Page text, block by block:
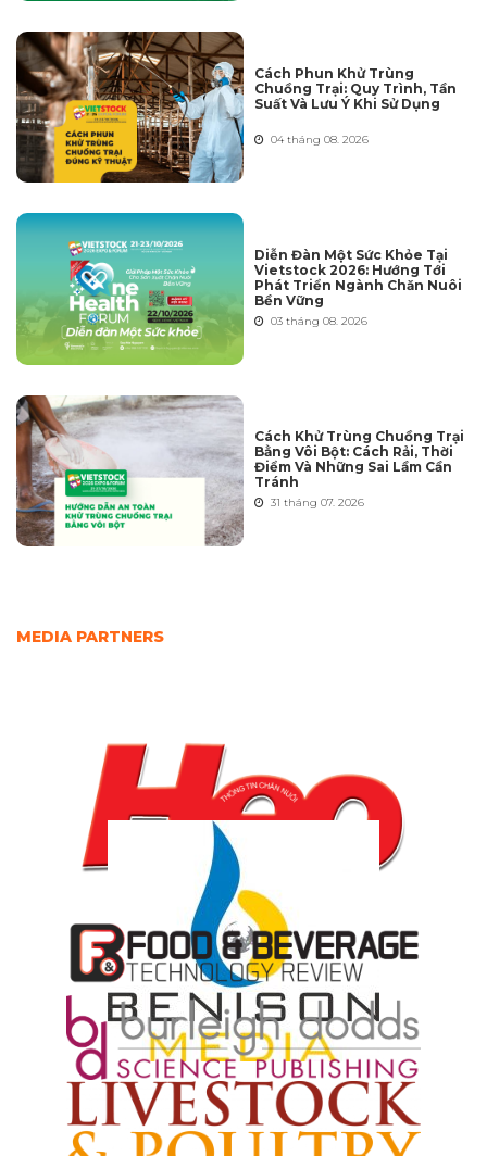
Cách Phun Khử Trùng
Chuồng Trại: Quy Trình, Tần
Suất Và Lưu Ý Khi Sử Dụng
04 tháng 08. 2026
Diễn Đàn Một Sức Khỏe Tại
Vietstock 2026: Hướng Tới
Phát Triển Ngành Chăn Nuôi
Bền Vững
03 tháng 08. 2026
Cách Khử Trùng Chuồng Trại
Bằng Vôi Bột: Cách Rải, Thời
Điểm Và Những Sai Lầm Cần
Tránh
31 tháng 07. 2026
MEDIA PARTNERS